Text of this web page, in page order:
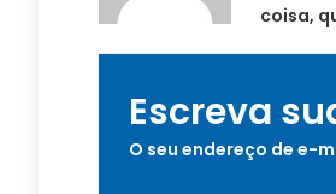
coisa,
Escreva
O seu endereço de e-